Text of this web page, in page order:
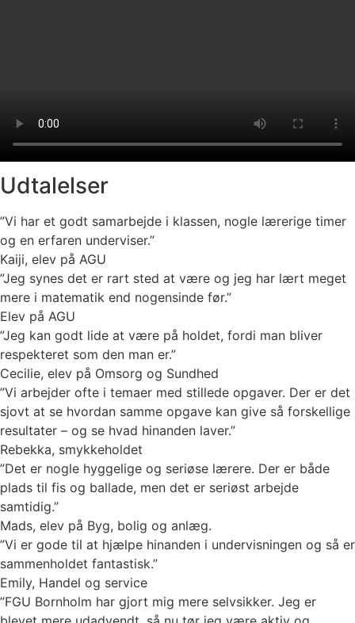
Udtalelser
”Vi har et godt samarbejde i klassen, nogle lærerige timer
og en erfaren underviser.”
Kaiji, elev på AGU
”Jeg synes det er rart sted at være og jeg har lært meget
mere i matematik end nogensinde før.”
Elev på AGU
”Jeg kan godt lide at være på holdet, fordi man bliver
respekteret som den man er.”
Cecilie, elev på Omsorg og Sundhed
”Vi arbejder ofte i temaer med stillede opgaver. Der er det
sjovt at se hvordan samme opgave kan give så forskellige
resultater – og se hvad hinanden laver.”
Rebekka, smykkeholdet
”Det er nogle hyggelige og seriøse lærere. Der er både
plads til fis og ballade, men det er seriøst arbejde
samtidig.”
Mads, elev på Byg, bolig og anlæg.
”Vi er gode til at hjælpe hinanden i undervisningen og så er
sammenholdet fantastisk.”
Emily, Handel og service
”FGU Bornholm har gjort mig mere selvsikker. Jeg er